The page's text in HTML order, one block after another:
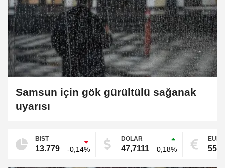
Samsun için gök gürültülü sağanak
uyarısı
BIST
13.779 -0,14%
DOLAR
47,7111 0,18%
EURO